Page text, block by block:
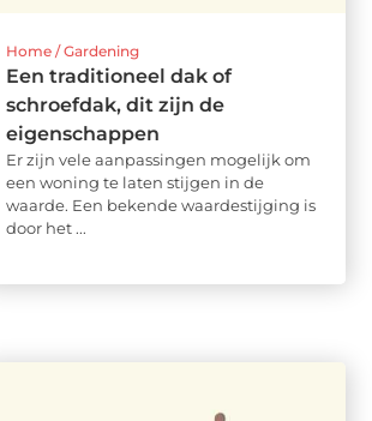
Home / Gardening
Een traditioneel dak of
schroefdak, dit zijn de
eigenschappen
Er zijn vele aanpassingen mogelijk om
een woning te laten stijgen in de
waarde. Een bekende waardestijging is
door het ...